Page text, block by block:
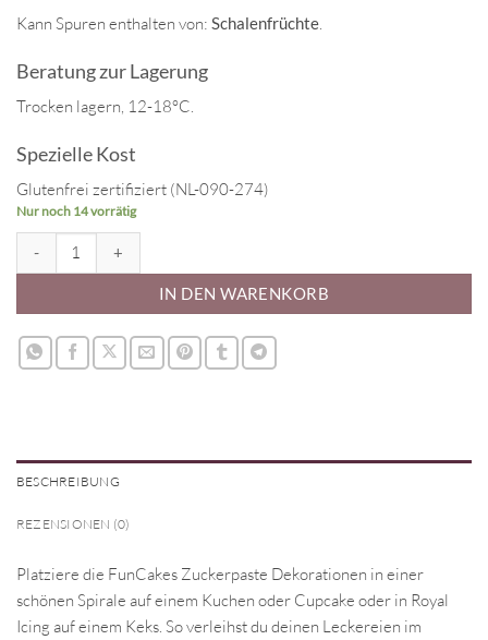
Kann Spuren enthalten von: Schalenfrüchte.
Beratung zur Lagerung
Trocken lagern, 12-18°C.
Spezielle Kost
Glutenfrei zertifiziert (NL-090-274)
Nur noch 14 vorrätig
Sugar Paste Decorations Daisies White/Pink Menge
IN DEN WARENKORB
BESCHREIBUNG
REZENSIONEN (0)
Platziere die FunCakes Zuckerpaste Dekorationen in einer
schönen Spirale auf einem Kuchen oder Cupcake oder in Royal
Icing auf einem Keks. So verleihst du deinen Leckereien im